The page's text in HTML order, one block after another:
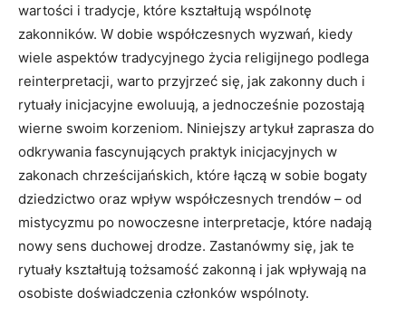
wartości i tradycje, które kształtują wspólnotę
zakonników. W dobie współczesnych ⁤wyzwań, kiedy⁤
wiele aspektów tradycyjnego życia religijnego podlega
reinterpretacji,⁤ warto przyjrzeć się, jak zakonny ⁤duch i
rytuały inicjacyjne ewoluują, a jednocześnie⁢ pozostają
wierne swoim ⁣korzeniom.⁤ Niniejszy artykuł zaprasza do
odkrywania fascynujących praktyk inicjacyjnych w
zakonach chrześcijańskich, które ​łączą w sobie bogaty
dziedzictwo ‌oraz wpływ współczesnych trendów ‍– od
mistycyzmu po nowoczesne interpretacje, które nadają
⁢nowy sens duchowej ​drodze. ​Zastanówmy się, jak te
rytuały kształtują tożsamość zakonną i jak wpływają na
osobiste doświadczenia członków wspólnoty.